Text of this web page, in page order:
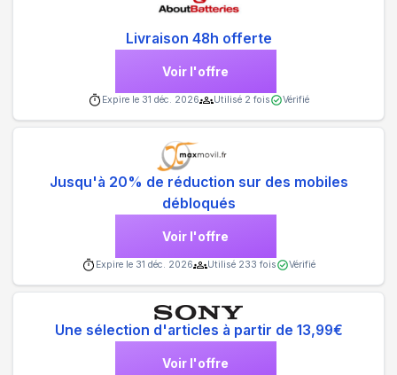
Livraison 48h offerte
Voir l'offre
Expire le 31 déc. 2026 Utilisé 2 fois Vérifié
Jusqu'à 20% de réduction sur des mobiles
débloqués
Voir l'offre
Expire le 31 déc. 2026 Utilisé 233 fois Vérifié
Une sélection d'articles à partir de 13,99€
Voir l'offre